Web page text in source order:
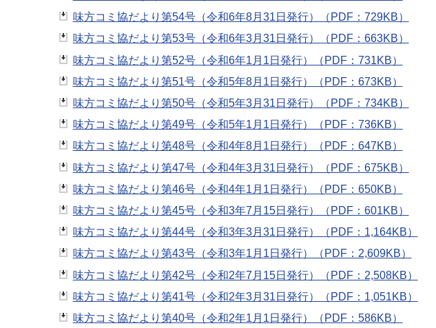
味方コミ協だより第54号（令和6年8月31日発行）（PDF：729KB）
味方コミ協だより第53号（令和6年3月31日発行）（PDF：663KB）
味方コミ協だより第52号（令和6年1月1日発行）（PDF：731KB）
味方コミ協だより第51号（令和5年8月1日発行）（PDF：673KB）
味方コミ協だより第50号（令和5年3月31日発行）（PDF：734KB）
味方コミ協だより第49号（令和5年1月1日発行）（PDF：736KB）
味方コミ協だより第48号（令和4年8月1日発行）（PDF：647KB）
味方コミ協だより第47号（令和4年3月31日発行）（PDF：675KB）
味方コミ協だより第46号（令和4年1月1日発行）（PDF：650KB）
味方コミ協だより第45号（令和3年7月15日発行）（PDF：601KB）
味方コミ協だより第44号（令和3年3月31日発行）（PDF：1,164KB）
味方コミ協だより第43号（令和3年1月1日発行）（PDF：2,609KB）
味方コミ協だより第42号（令和2年7月15日発行）（PDF：2,508KB）
味方コミ協だより第41号（令和2年3月31日発行）（PDF：1,051KB）
味方コミ協だより第40号（令和2年1月1日発行）（PDF：586KB）